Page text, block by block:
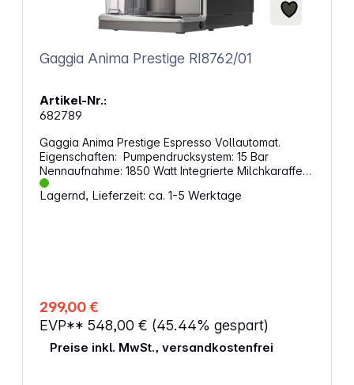
Gaggia Anima Prestige RI8762/01
Artikel-Nr.:
682789
Gaggia Anima Prestige Espresso Vollautomat.
Eigenschaften: Pumpendrucksystem: 15 Bar
Nennaufnahme: 1850 Watt Integrierte Milchkaraffe
mit Milchaufschäumdüse Fassungsvermögen
Wassertank: 1,8 Liter Einstellbarer Wasserhärtegrad
Kaffeeauslauf und -Tassenpodest Entkalkungs-
und Reinigungsprogramm Abnehmbare Teile nicht
spülmaschinenfest Maße: 340 x 221 x 430 mm
Gewicht: 8,7 kg
Lagernd, Lieferzeit: ca. 1-5 Werktage
299,00 €
EVP** 548,00 € (45.44% gespart)
Preise inkl. MwSt., versandkostenfrei